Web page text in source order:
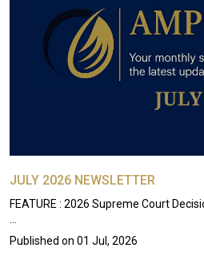
JULY 2026 NEWSLETTER
FEATURE : 2026 Supreme Court
…
Published on 01 Jul, 2026